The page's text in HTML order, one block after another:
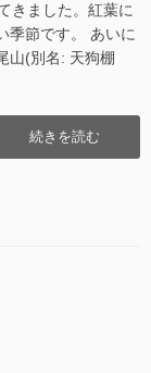
きました。紅葉に
季節です。 あいに
山(別名: 天狗棚
“藤
尾
続きを読む